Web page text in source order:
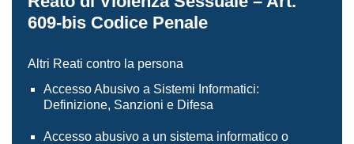
609-bis Codice Penale
Altri Reati contro la persona
Accesso Abusivo a Sistemi Informatici:
Definizione, Sanzioni e Difesa
Accesso abusivo a un sistema informatico o